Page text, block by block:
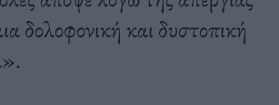
δολοφονική και δυστοπική